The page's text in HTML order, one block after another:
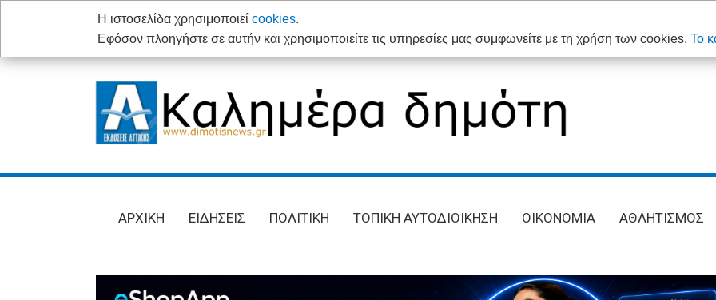
ΕΙΔΗΣΕΙΣ
ΠΟΛΙΤΙΚΗ
ΤΟΠΙΚΗ
ΑΘΛΗΤΙΣΜΟΣ
H ιστοσελίδα χρησιμοποιεί cookies.
Εφόσον πλοηγήστε σε αυτήν και χρησιμοποιείτε τις υπηρεσίες μας συμφωνείτε με τη χρήση των cookies. Το
AΡΧΙΚΗ ΕΙΔΗΣΕΙΣ ΠΟΛΙΤΙΚΗ ΤΟΠΙΚΗ ΑΥΤΟΔΙΟΙΚΗΣΗ ΟΙΚΟΝΟΜΙΑ ΑΘΛΗΤΙΣΜΟΣ